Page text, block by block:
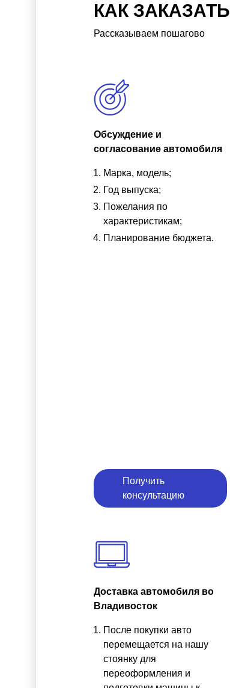
КАК
Рассказываем пошагово
Обсуждение и
согласование автомобиля
Марка, модель;
Год выпуска;
Пожелания по
характеристикам;
Планирование бюджета.
Получить
консультацию
Доставка автомобиля во
Владивосток
После покупки авто
перемещается на нашу
стоянку для
переоформления и